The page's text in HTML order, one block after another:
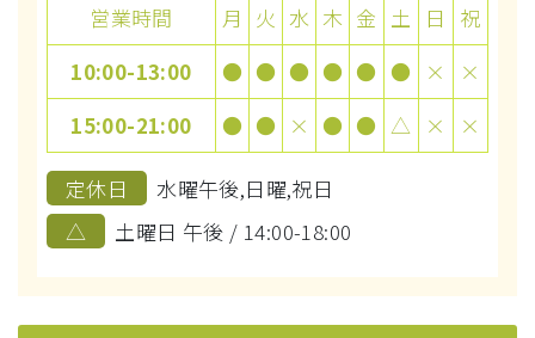
営業時間 月 火 水 木 金 土 日
祝
10:00-13:00
● ● ● ● ● ● ×
×
15:00-21:00
● ● × ● ● △ × ×
定休日
水曜午後,日曜,祝日
△
土曜日 午後 / 14:00-18:00